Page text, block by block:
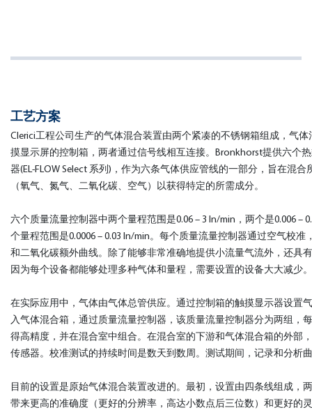
工艺方案
Clerici工程公司生产的气体混合装置由两个紧凑的不锈钢箱组成，气
摸显示屏的控制箱，两者通过信号线相互连接。Bronkhorst提供六个
器(EL-FLOW Select 系列)，作为六条气体供应管线的一部分，旨在混
（氧气、氮气、二氧化碳、空气）以获得特定的所需成分。
六个质量流量控制器中两个量程范围是0.06 – 3 ln/min，两个是0.006 –
个量程范围是0.0006 – 0.03 ln/min。每个质量流量控制器通过空气校准
和二氧化碳额外曲线。除了能够非常准确地提供小流量气流外，还具
因为每个设备都能够处理多种气体和量程，需要设置的设备大大减少。
在实际应用中，气体由气体总管供应。通过控制箱的触摸显示器设置
入气体混合箱，通过质量流量控制器，该质量流量控制器分为两组，
得高精度，并在混合室中组合。在混合室的下游和气体混合箱的外部
传感器。校准测试的持续时间是数天到数周。测试期间，记录和分析
目前的设置是原始气体混合装置改进的。最初，设置由四条线组成，
带来更高的准确度（更好的分辨率，高达小数点后三位数）和更好的